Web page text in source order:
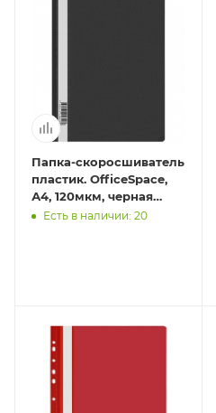
Папка-скоросшиватель
пластик. OfficeSpace,
А4, 120мкм, черная
11695/ 254244
Есть в наличии: 20